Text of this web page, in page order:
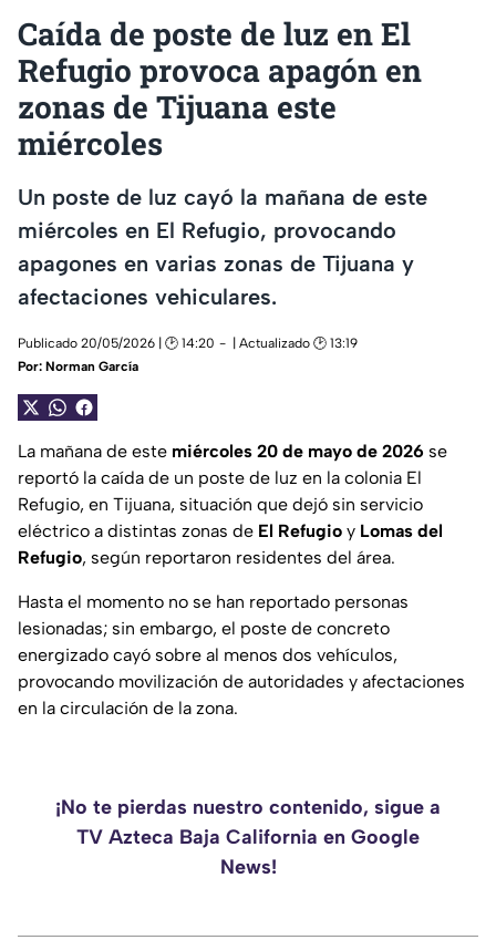
Caída de poste de luz en El
Refugio provoca apagón en
zonas de Tijuana este
miércoles
Un poste de luz cayó la mañana de este
miércoles en El Refugio, provocando
apagones en varias zonas de Tijuana y
afectaciones vehiculares.
Publicado 20/05/2026 | 🕑 14:20
| Actualizado 🕑 13:19
Por: Norman García
La mañana de este miércoles 20 de mayo de 2026 se
reportó la caída de un poste de luz en la colonia El
Refugio, en Tijuana, situación que dejó sin servicio
eléctrico a distintas zonas de El Refugio y Lomas del
Refugio, según reportaron residentes del área.
Hasta el momento no se han reportado personas
lesionadas; sin embargo, el poste de concreto
energizado cayó sobre al menos dos vehículos,
provocando movilización de autoridades y afectaciones
en la circulación de la zona.
¡No te pierdas nuestro contenido, sigue a
TV Azteca Baja California en Google
News!